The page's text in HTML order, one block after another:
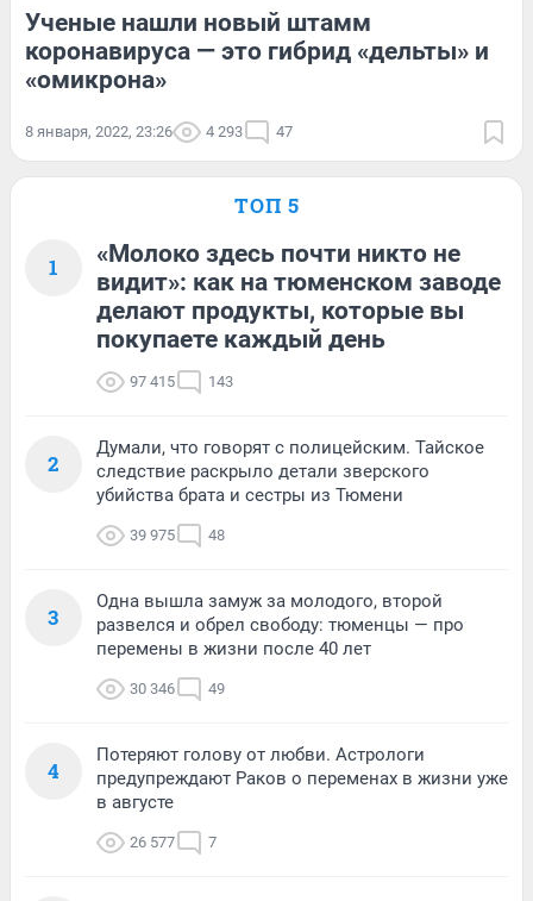
Ученые нашли новый штамм
коронавируса — это гибрид «дельты» и
«омикрона»
8 января, 2022, 23:26 4 293 47
ТОП 5
1
«Молоко здесь почти никто не
видит»: как на тюменском заводе
делают продукты, которые вы
покупаете каждый день
97 415 143
2
Думали, что говорят с полицейским. Тайское
следствие раскрыло детали зверского
убийства брата и сестры из Тюмени
39 975 48
3
Одна вышла замуж за молодого, второй
развелся и обрел свободу: тюменцы — про
перемены в жизни после 40 лет
30 346 49
4
Потеряют голову от любви. Астрологи
предупреждают Раков о переменах в жизни уже
в августе
26 577 7